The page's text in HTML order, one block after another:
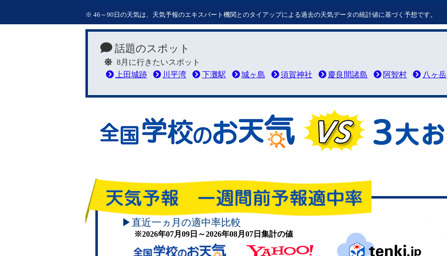
※ 46～90日の天気は、天気予報のエキスパート機関とのタイアップによる過去の天気データの統計値に基づく予想です。
話題のスポット
8月に行きたいスポット
上田城跡
川平湾 下灘駅 城ヶ島 須賀神社 慶良間諸島 阿智村 八ヶ岳
▶直近一ヵ月の適中率比較
※2026年07月09日～2026年08月07日集計の値